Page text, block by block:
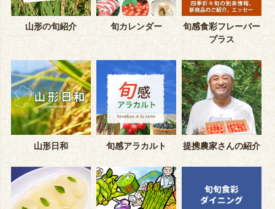
山形の旬紹介 旬カレンダー
旬感食彩フレーバー
プラス
山形日和 旬感アラカルト 提携農家さんの紹介